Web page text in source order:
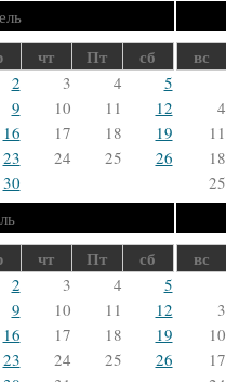
чт Пт сб
2 3 4
5
9 10 11
12
16 17 18
19
23 24 25
26
30
вс
4
11
18
25
чт Пт сб
2 3 4
5
9 10 11
12
16 17 18
19
23 24 25
26
вс
3
10
17